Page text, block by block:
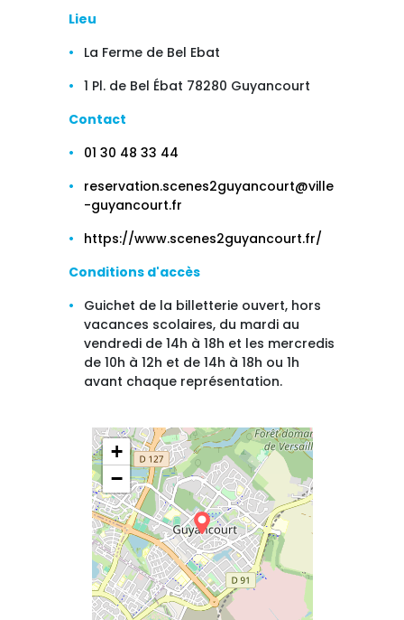
Lieu
La Ferme de Bel Ebat
1 Pl. de Bel Ébat 78280 Guyancourt
Contact
01 30 48 33 44
reservation.scenes2guyancourt@ville
-guyancourt.fr
https://www.scenes2guyancourt.fr/
Conditions d'accès
Guichet de la billetterie ouvert, hors
vacances scolaires, du mardi au
vendredi de 14h à 18h et les mercredis
de 10h à 12h et de 14h à 18h ou 1h
avant chaque représentation.
+
−